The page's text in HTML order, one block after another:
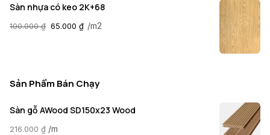
Sàn nhựa có keo 2K+68
100.000₫ 65.000 ₫ /m2
Sản Phẩm Bán Chạy
Sàn gỗ AWood SD150x23 Wood
216.000 ₫ /m